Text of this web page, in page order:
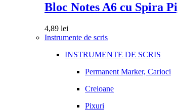
Bloc Notes A6 cu Spira
4,89 lei
Instrumente de scris
INSTRUMENTE DE SCRIS
Permanent Marker, Carioci
Creioane
Pixuri